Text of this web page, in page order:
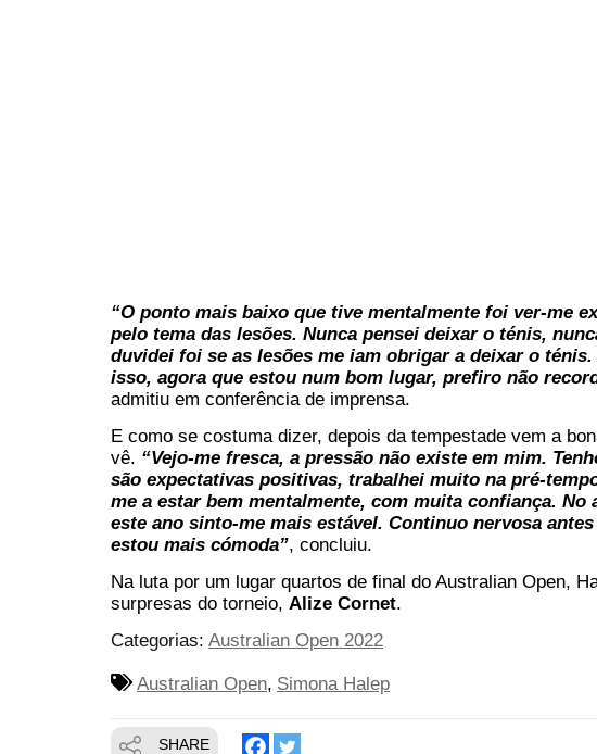
“O ponto mais baixo que tive mentalmente foi ver-me
pelo tema das lesões. Nunca pensei deixar o ténis,
duvidei foi se as lesões me iam obrigar a deixar o
isso, agora que estou num bom lugar, prefiro não
admitiu em conferência de imprensa.
E como se costuma dizer, depois da tempestade vem a
vê. “Vejo-me fresca, a pressão não existe em mim.
são expectativas positivas, trabalhei muito na pré-
me a estar bem mentalmente, com muita confiança. No
este ano sinto-me mais estável. Continuo nervosa
estou mais cómoda”, concluiu.
Na luta por um lugar quartos de final do Australian Open,
surpresas do torneio, Alize Cornet.
Categorias: Australian Open 2022
Australian Open Simona Halep
SHARE